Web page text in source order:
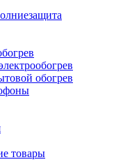
обогрев
товары